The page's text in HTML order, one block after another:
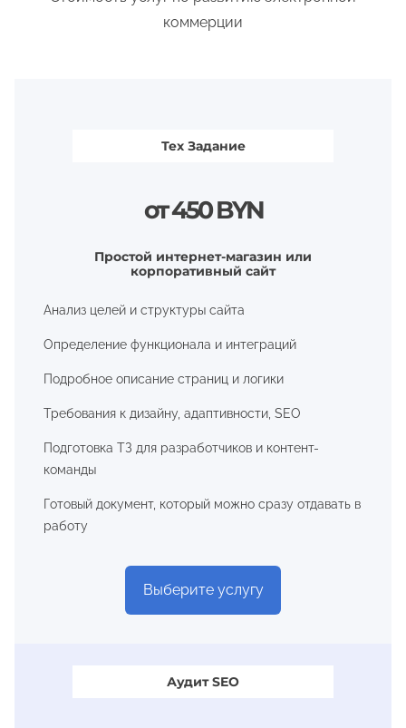
коммерции
Тех Задание
от 450 BYN
Простой интернет-магазин или
корпоративный сайт
Анализ целей и структуры сайта
Определение функционала и интеграций
Подробное описание страниц и логики
Требования к дизайну, адаптивности, SEO
Подготовка ТЗ для разработчиков и контент-
команды
Готовый документ, который можно сразу отдавать в
работу
Выберите услугу
Аудит SEO